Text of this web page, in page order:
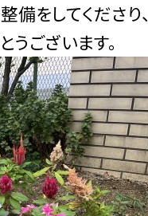
をしてくださり、
ございます。